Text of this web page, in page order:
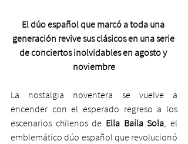
El dúo español que marcó a toda una
generación revive sus clásicos en una serie
de conciertos inolvidables en agosto y
noviembre
La nostalgia noventera se vuelve a
encender con el esperado regreso a los
escenarios chilenos de Ella Baila Sola, el
emblemático dúo español que revolucionó